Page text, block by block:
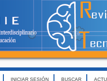
INICIAR SESIÓN BUSCAR